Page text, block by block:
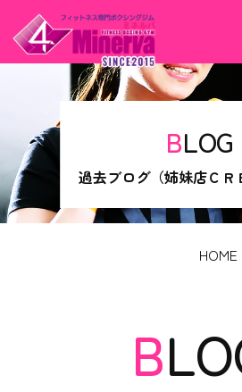
BLOG
過去ブログ（姉妹店ＣＲ
HOME